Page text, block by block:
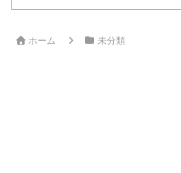
ホーム 未分類